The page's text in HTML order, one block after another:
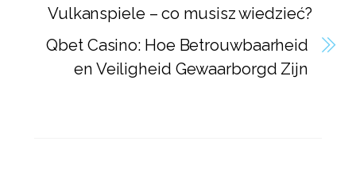
Vulkanspiele – co musisz wiedzieć?
Qbet Casino: Hoe Betrouwbaarheid
en Veiligheid Gewaarborgd Zijn